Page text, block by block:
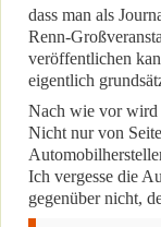
dass man als
Renn-
veröffentlichen
eigentlich
Nach wie vor wird
Nicht nur von
Ich vergesse die
gegenüber nicht,